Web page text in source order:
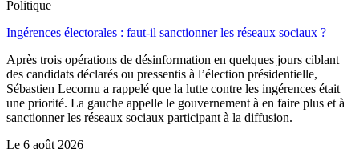
Politique
Ingérences électorales : faut-il sanctionner les réseaux sociaux ?
Après trois opérations de désinformation en quelques jours ciblant
des candidats déclarés ou pressentis à l’élection présidentielle,
Sébastien Lecornu a rappelé que la lutte contre les ingérences était
une priorité. La gauche appelle le gouvernement à en faire plus et à
sanctionner les réseaux sociaux participant à la diffusion.
Le 6 août 2026